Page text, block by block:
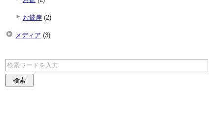
お彼岸 (2)
メディア (3)